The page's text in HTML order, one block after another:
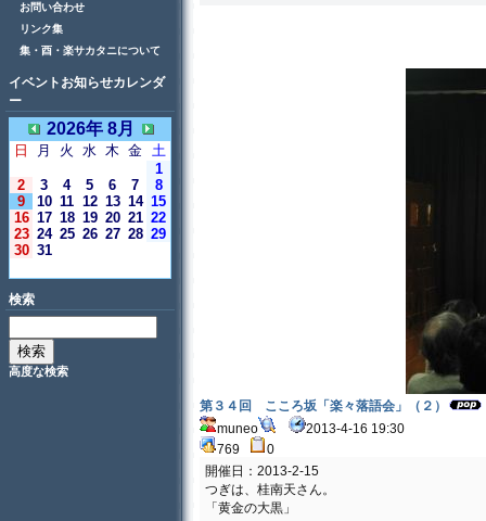
お問い合わせ
リンク集
集・酉・楽サカタニについて
イベントお知らせカレンダ
ー
2026年 8月
日 月 火 水 木 金 土
1
2
3 4 5 6 7
8
9
10 11 12 13 14 15
16 17 18 19 20 21 22
23 24 25 26 27 28 29
30 31
検索
高度な検索
第３４回 こころ坂「楽々落語会」（２）
muneo
2013-4-16 19:30
769
0
開催日：2013-2-15
つぎは、桂南天さん。
「黄金の大黒」